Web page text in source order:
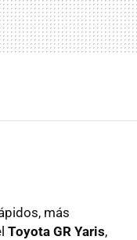
más
Toyota GR Yaris,